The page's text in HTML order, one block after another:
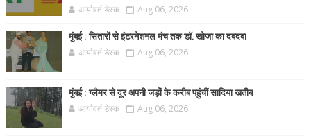
आर्यावर्त डेस्क Aug 06, 2026
मुंबई : सितारों से इंटरनेशनल मंच तक डॉ. खोजा का दबदबा
आर्यावर्त डेस्क Aug 06, 2026
मुंबई : ग्लैमर से दूर अपनी जड़ों के करीब पहुंचीं सादिया खतीब
आर्यावर्त डेस्क Aug 06, 2026